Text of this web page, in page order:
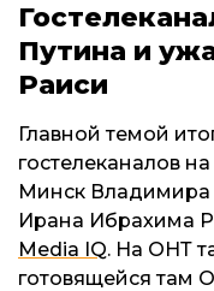
Путина и
Раиси
Главной темой
гостелеканалов
Минск Владимира
Ирана Ибрахима
Media IQ. На ОНТ
готовящейся там